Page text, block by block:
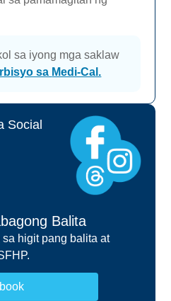
sa iyong mga saklaw
sa Medi-Cal.
Social
Balita
higit pang balita at